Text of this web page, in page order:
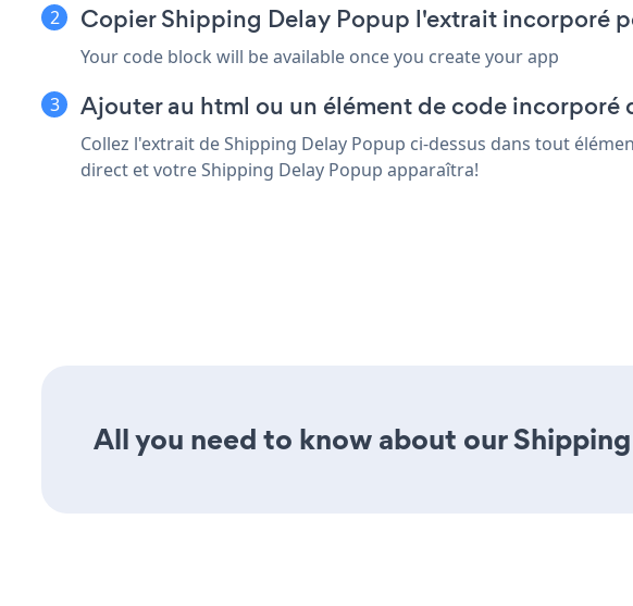
Copier Shipping Delay Popup l'extrait incorporé
Your code block will be available once you create your app
Ajouter au html ou un élément de code incorporé
Collez l'extrait de Shipping Delay Popup ci-dessus dans tout
direct et votre Shipping Delay Popup apparaîtra!
All you need to know about our